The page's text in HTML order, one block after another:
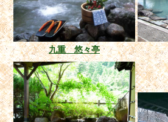
九重 悠々亭